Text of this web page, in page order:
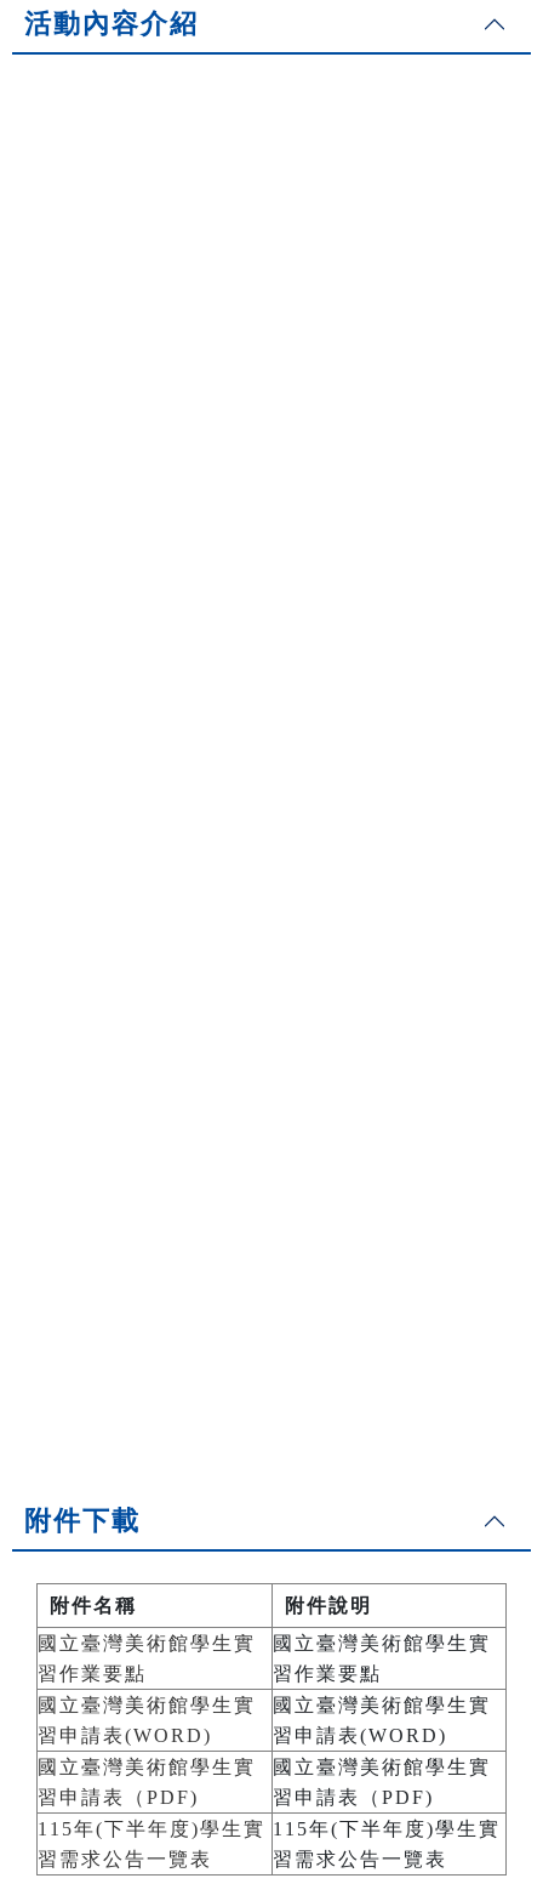
活動內容介紹
附件下載
附件名稱
附件說明
國立臺灣美術館學生實
習作業要點
國立臺灣美術館學生實
習作業要點
國立臺灣美術館學生實
習申請表(WORD)
國立臺灣美術館學生實
習申請表(WORD)
國立臺灣美術館學生實
習申請表（PDF)
國立臺灣美術館學生實
習申請表（PDF)
115年(下半年度)學生實
習需求公告一覽表
115年(下半年度)學生實
習需求公告一覽表